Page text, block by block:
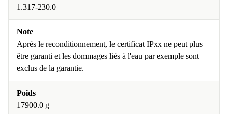
1.317-230.0
Note
Aprés le reconditionnement, le certificat IPxx ne peut plus
être garanti et les dommages liés à l'eau par exemple sont
exclus de la garantie.
Poids
17900.0 g